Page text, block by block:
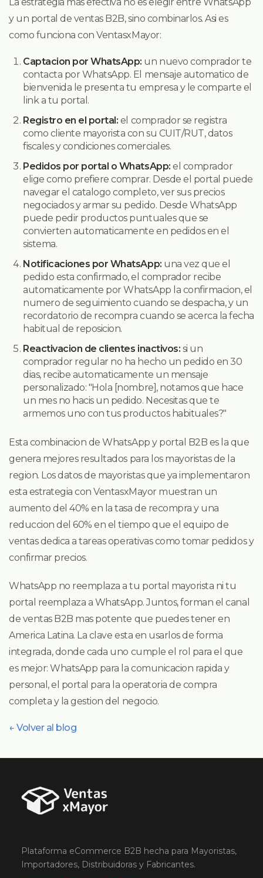
y un portal de ventas B2B, sino combinarlos. Asi es
como funciona con VentasxMayor:
Captacion por WhatsApp: un nuevo comprador te
contacta por WhatsApp. El mensaje automatico de
bienvenida le presenta tu empresa y le comparte el
link a tu portal.
Registro en el portal: el comprador se registra
como cliente mayorista con su CUIT/RUT, datos
fiscales y condiciones comerciales.
Pedidos por portal o WhatsApp: el comprador
elige como prefiere comprar. Desde el portal puede
navegar el catalogo completo, ver sus precios
negociados y armar su pedido. Desde WhatsApp
puede pedir productos puntuales que se
convierten automaticamente en pedidos en el
sistema.
Notificaciones por WhatsApp: una vez que el
pedido esta confirmado, el comprador recibe
automaticamente por WhatsApp la confirmacion, el
numero de seguimiento cuando se despacha, y un
recordatorio de recompra cuando se acerca la fecha
habitual de reposicion.
Reactivacion de clientes inactivos: si un
comprador regular no ha hecho un pedido en 30
dias, recibe automaticamente un mensaje
personalizado: "Hola [nombre], notamos que hace
un mes no hacis un pedido. Necesitas que te
armemos uno con tus productos habituales?"
Esta combinacion de WhatsApp y portal B2B es la que
genera mejores resultados para los mayoristas de la
region. Los datos de mayoristas que ya implementaron
esta estrategia con VentasxMayor muestran un
aumento del 40% en la tasa de recompra y una
reduccion del 60% en el tiempo que el equipo de
ventas dedica a tareas operativas como tomar pedidos y
confirmar precios.
WhatsApp no reemplaza a tu portal mayorista ni tu
portal reemplaza a WhatsApp. Juntos, forman el canal
de ventas B2B mas potente que puedes tener en
America Latina. La clave esta en usarlos de forma
integrada, donde cada uno cumple el rol para el que
es mejor: WhatsApp para la comunicacion rapida y
personal, el portal para la operatoria de compra
completa y la gestion del negocio.
← Volver al blog
Plataforma eCommerce B2B hecha para Mayoristas,
Importadores, Distribuidoras y Fabricantes.